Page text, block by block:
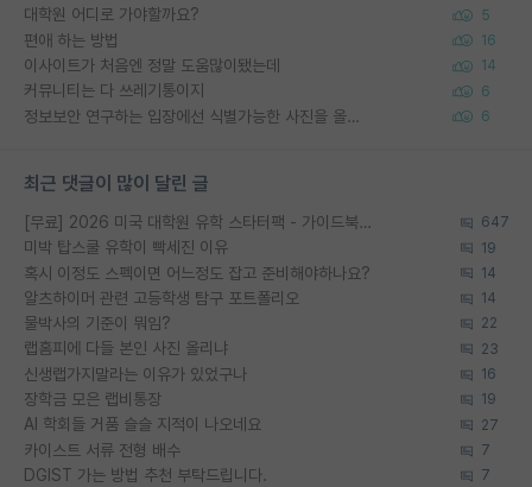
대학원 어디로 가야할까요? 5
편애 하는 방법 16
이사이트가 처음엔 정말 도움많이됐는데 14
커뮤니티는 다 쓰레기통이지 6
정보보안 연구하는 입장에선 식별가능한 사진을 올리는건 비추이긴함 6
최근 댓글이 많이 달린 글
[무료] 2026 미국 대학원 유학 스타터팩 - 가이드북 & 합격자 컨택메일 템플릿 647
미박 탑스쿨 유학이 빡세진 이유 19
혹시 이정도 스펙이면 어느정도 잡고 준비해야하나요? 14
알츠하이머 관련 고등학생 탐구 포트폴리오 14
물박사의 기준이 뭐임? 22
랩홈피에 다들 본인 사진 올리냐 23
신생랩가지말라는 이유가 있었구나 16
장학금 모은 랩비통장 19
AI 학회들 거품 슬슬 지적이 나오네요 27
카이스트 서류 전형 배수 7
DGIST 가는 방법 추천 부탁드립니다. 7